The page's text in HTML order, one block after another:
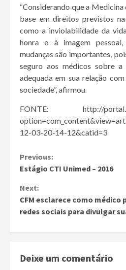
“Considerando que a
base em direitos previstos
como a inviolabilidade da
honra e à imagem
mudanças são importantes,
seguro aos médicos sobre
adequada em sua relação
sociedade”, afirmou.
FONTE: http://
12-03-20-14-12&catid=3
Continue
Reading
Previous:
Estágio CTI Unimed – 2016
Next:
CFM esclarece como médico
redes sociais para divulgar
Deixe um comentário